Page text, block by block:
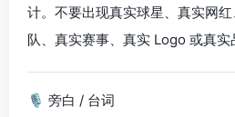
计。不要出现真实球星、真实网
队、真实赛事、真实 Logo 或真实
🎙 旁白 / 台词